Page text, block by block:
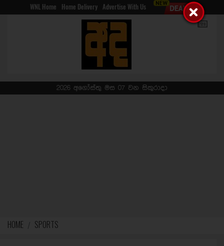
WNL Home Home Delivery Advertise With Us
2026 අගෝස්තු මස 07 වන සිකුරාදා
HOME SPORTS